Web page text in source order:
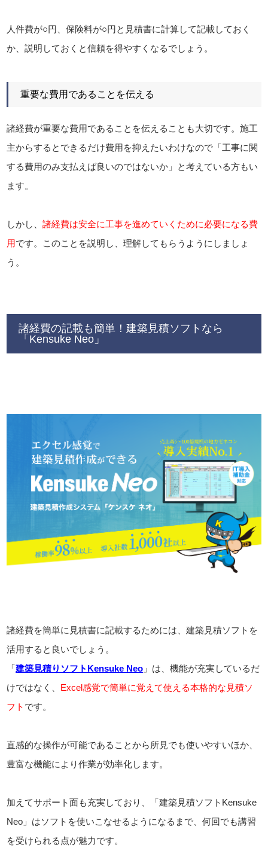
人件費が○円、保険料が○円と見積書に計算して記載しておく
か、説明しておくと信頼を得やすくなるでしょう。
重要な費用であることを伝える
諸経費が重要な費用であることを伝えることも大切です。施工
主からするとできるだけ費用を抑えたいわけなので「工事に関
する費用のみ支払えば良いのではないか」と考えている方もい
ます。
しかし、諸経費は安全に工事を進めていくために必要になる費
用です。このことを説明し、理解してもらうようにしましょ
う。
諸経費の記載も簡単！建築見積ソフトなら
「Kensuke Neo」
諸経費を簡単に見積書に記載するためには、建築見積ソフトを
活用すると良いでしょう。
「建築見積りソフトKensuke Neo 」は、機能が充実しているだ
けではなく、 Excel感覚で簡単に覚えて使える本格的な見積ソ
フト です。
直感的な操作が可能であることから所見でも使いやすいほか、
豊富な機能により作業が効率化します。
加えてサポート面も充実しており、「建築見積ソフトKensuke
Neo」はソフトを使いこなせるようになるまで、何回でも講習
を受けられる点が魅力です。